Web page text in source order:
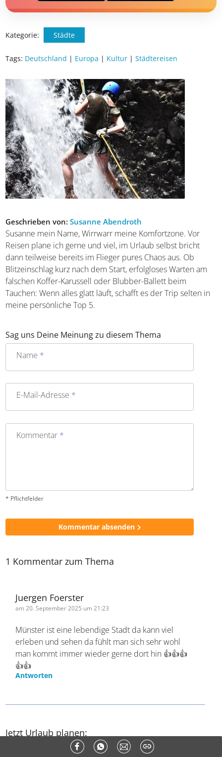
Kategorie: Städte
Tags: Deutschland | Europa | Kultur |Städtereisen
Geschrieben von:Susanne Abendroth
Susanne mein Name, Wirrwarr meine Komfortzone. Vor
Reisen plane ich gerne und viel, im Urlaub selbst bricht
dann teilweise bereits im Flieger pures Chaos aus. Ob
Blitzeinschlag kurz nach dem Start, erfolgloses Warten am
falschen Koffer-Karussell oder Blubber-Ballett beim
Tauchen: Wenn alles glatt läuft, schafft es der Trip selten in
meine persönliche Top 5.
Sag uns Deine Meinung zu diesem Thema
Name *
E-Mail-Adresse *
Kommentar *
* Pflichtfelder
Kommentar absenden
1 Kommentar zum Thema
Juergen Foerster
am 20. September 2025 um 21:23
Münster ist eine lebendige Stadt da kann viel
erleben und sehen da fühlt man sich sehr wohl
man kommt immer wieder gerne dort hin 👍👍👍
👍👍
Antworten
Jetzt Urlaub planen: